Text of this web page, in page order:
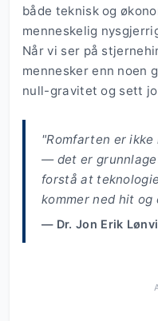
både teknisk og
menneskelig
Når vi ser på
mennesker enn noen
null-gravitet og sett
"Romfarten er
— det er
forstå at
kommer ned hit
— Dr. Jon Erik